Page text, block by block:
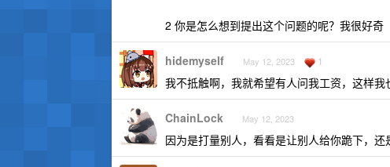
2 你是怎么想到提出这个问题的呢？我很好奇
hidemyself May 12, 2023 1
我不抵触啊，我就希望有人问我工资，这样我
ChainLock May 12, 2023
因为是打量别人，看看是让别人给你跪下，还